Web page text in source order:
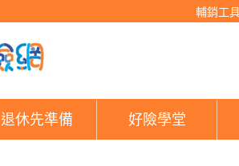
輔銷工
史上最大調幅！基本生活費升至
退休先準備 好險學堂